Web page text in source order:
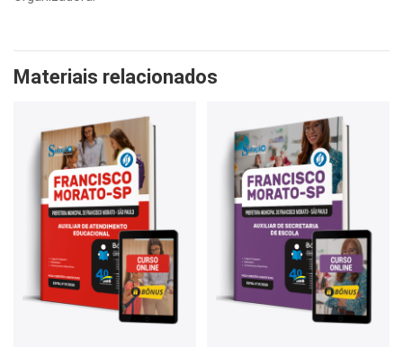
Materiais relacionados